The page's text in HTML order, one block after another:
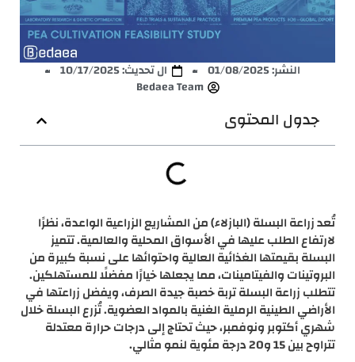
النشر:01/08/2025
ال تحديث: 10/17/2025
Bedaea Team
جدول المحتوى
تُعد زراعة البسلة (البازلاء) من المشاريع الزراعية الواعدة، نظرًا
لارتفاع الطلب عليها في الأسواق المحلية والعالمية. تتميز
البسلة بقيمتها الغذائية العالية واحتوائها على نسبة كبيرة من
البروتينات والفيتامينات، مما يجعلها خيارًا مفضلًا للمستهلكين.
تتطلب زراعة البسلة تربة خصبة جيدة الصرف، ويفضل زراعتها في
الأراضي الطينية الرملية الغنية بالمواد العضوية. تُزرع البسلة خلال
شهري أكتوبر ونوفمبر، حيث تحتاج إلى درجات حرارة معتدلة
تتراوح بين 15 و20 درجة مئوية لنمو مثالي.